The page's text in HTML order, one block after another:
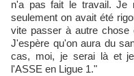
n'a pas fait le travail. Je
seulement on avait été
vite passer à autre chose
J'espère qu'on aura du
cas, moi, je serai là et
l'ASSE en Ligue 1."